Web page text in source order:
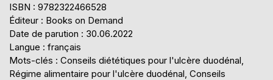
ISBN : 9782322466528
Éditeur : Books on Demand
Date de parution : 30.06.2022
Langue : français
Mots-clés : Conseils diététiques pour l'ulcère duodénal,
Régime alimentaire pour l'ulcère duodénal, Conseils